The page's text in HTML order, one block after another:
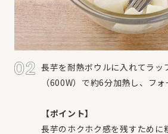
長芋を耐熱ボウルに入れてラッ
（600W）で約6分加熱し、フォ
【ポイント】
長芋のホクホク感を残すために